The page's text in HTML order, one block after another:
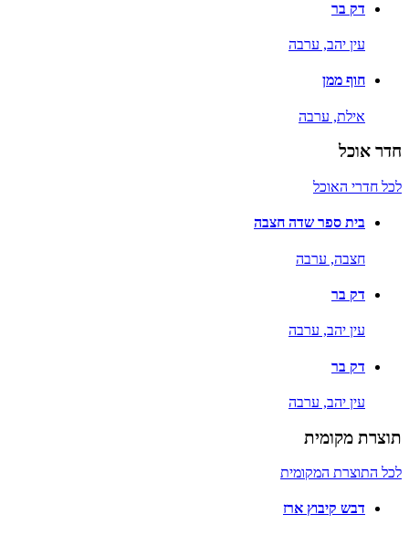
דק בר
עין יהב, ערבה
חוף ממן
אילת, ערבה
חדר אוכל
לכל חדרי האוכל
בית ספר שדה חצבה
חצבה, ערבה
דק בר
עין יהב, ערבה
דק בר
עין יהב, ערבה
תוצרת מקומית
לכל התוצרת המקומית
דבש קיבוץ ארז